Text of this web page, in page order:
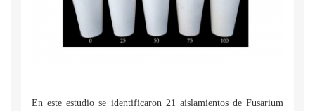
En este estudio se identificaron 21 aislamientos de Fusarium